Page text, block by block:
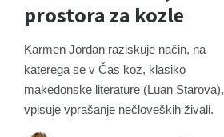
prostora za kozle
Karmen Jordan raziskuje način, na
katerega se v Čas koz, klasiko
makedonske literature (Luan Starova),
vpisuje vprašanje nečloveških živali.